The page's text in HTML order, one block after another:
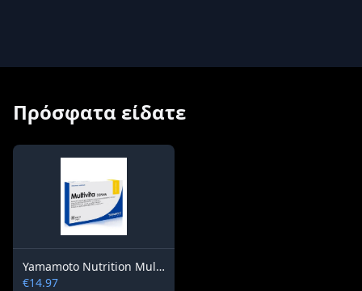
Πρόσφατα είδατε
Yamamoto Nutrition MultiVita Donna 30 capsules
€14.97